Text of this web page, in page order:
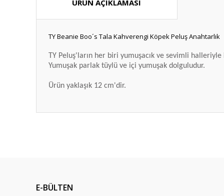
ÜRÜN AÇIKLAMASI
TY Beanie Boo´s Tala Kahverengi Köpek Peluş Anahtarlık
TY Peluş'ların her biri yumuşacık ve sevimli
Yumuşak parlak tüylü ve içi yumuşak dolguludur.
Ürün yaklaşık 12 cm'dir.
Ürün bilgilerinde hatalar bulunuyor.
E-BÜLTEN